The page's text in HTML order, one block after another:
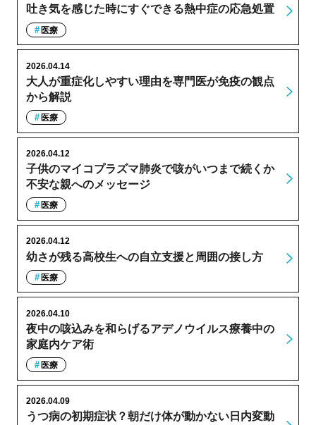
吐き気を感じた時にすぐできる熱中症の応急処置
医療
大人が重症化しやすい理由を専門医が免疫の観点
から解説
2026.04.14
医療
子供のマイコプラズマ肺炎で咳がいつまで続くか
不安な親へのメッセージ
2026.04.12
医療
幼さが残る高校生への自立支援と周囲の接し方
2026.04.12
医療
夜中の咳込みを和らげるアデノウイルス療養中の
家庭内ケア術
2026.04.10
医療
うつ病の初期症状？朝だけ体が動かない日内変動
2026.04.09